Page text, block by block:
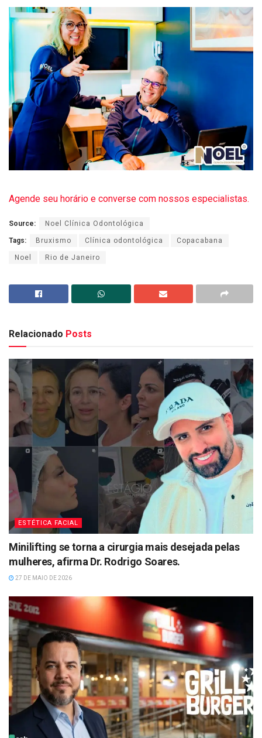
Agende seu horário e converse com nossos especialistas.
Source: Noel Clínica Odontológica
Tags: Bruxismo Clínica odontológica Copacabana
Noel Rio de Janeiro
Relacionado Posts
ESTÉTICA FACIAL
Minilifting se torna a cirurgia mais desejada pelas
mulheres, afirma Dr. Rodrigo Soares.
27 DE MAIO DE 2026